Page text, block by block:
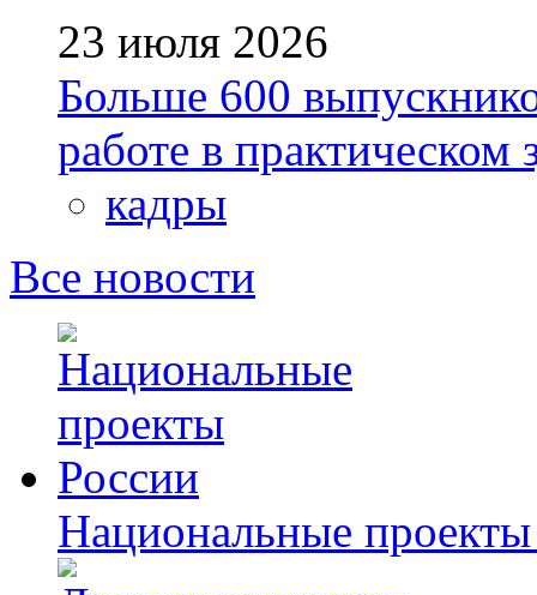
23 июля 2026
Больше 600
работе в практическом
кадры
Все новости
Национальные